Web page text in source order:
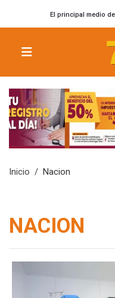
El principal medio
Inicio Nacion
NACION